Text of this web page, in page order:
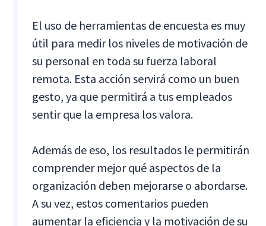
El uso de herramientas de encuesta es muy
útil para medir los niveles de motivación de
su personal en toda su fuerza laboral
remota. Esta acción servirá como un buen
gesto, ya que permitirá a tus empleados
sentir que la empresa los valora.
Además de eso, los resultados le permitirán
comprender mejor qué aspectos de la
organización deben mejorarse o abordarse.
A su vez, estos comentarios pueden
aumentar la eficiencia y la motivación de su